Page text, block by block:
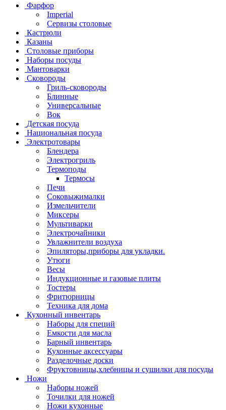
Фарфор
Imperial
Сервизы столовые
Кастрюли
Казаны
Столовые приборы
Наборы посуды
Мантоварки
Сковороды
Гриль-сковороды
Блинные
Универсальные
Вок
Детская посуда
Национальная посуда
Электротовары
Блендера
Электрогриль
Термоподы
Термосы
Печи
Соковыжималки
Измельчители
Миксеры
Мультиварки
Электрочайники
Увлажнители воздуха
Эпиляторы,приборы для укладки.
Утюги
Весы
Индукционные и газовые плиты
Тостеры
Фритюрницы
Техника для дома
Кухонный инвентарь
Наборы для специй
Емкости для масла
Барный инвентарь
Кухонные аксессуары
Разделочные доски
Фруктовницы,хлебницы и сушилки для посуды
Ножи
Наборы ножей
Точилки для ножей
Ножи кухонные